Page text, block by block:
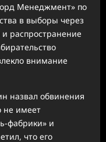
Менеджмент» по
в выборы через
распространение
внимание
назвал обвинения
не имеет
фабрики» и
что его